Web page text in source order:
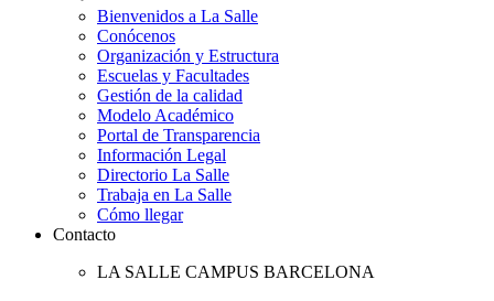
Bienvenidos a La Salle
Conócenos
Organización y Estructura
Escuelas y Facultades
Gestión de la calidad
Modelo Académico
Portal de Transparencia
Información Legal
Directorio La Salle
Trabaja en La Salle
Cómo llegar
Contacto
LA SALLE CAMPUS BARCELONA